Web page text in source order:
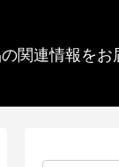
関連情報をお